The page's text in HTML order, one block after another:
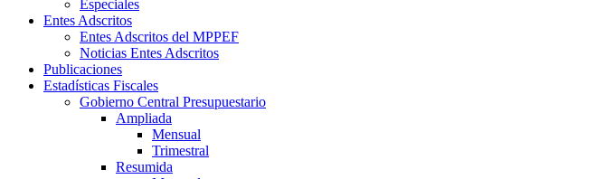
Especiales
Entes Adscritos
Entes Adscritos del MPPEF
Noticias Entes Adscritos
Publicaciones
Estadísticas Fiscales
Gobierno Central Presupuestario
Ampliada
Mensual
Trimestral
Resumida